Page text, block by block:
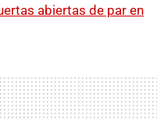
abiertas de par en